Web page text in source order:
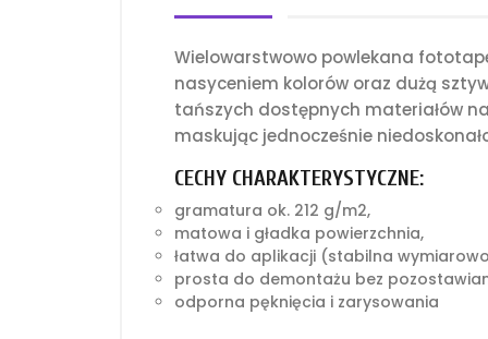
Wielowarstwowo powlekana
nasyceniem kolorów oraz dużą
tańszych dostępnych materiałów
maskując jednocześnie
CECHY CHARAKTERYSTYCZNE:
gramatura ok. 212 g/m2,
matowa i gładka powierzchnia,
łatwa do aplikacji (stabilna
prosta do demontażu bez
odporna pęknięcia i zarysowania